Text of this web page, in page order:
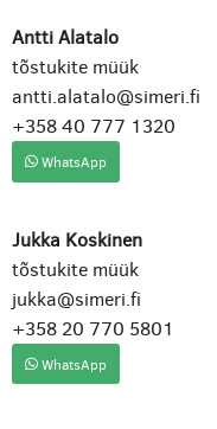
Antti Alatalo
tõstukite müük
antti.alatalo@simeri.fi
+358 40 777 1320
WhatsApp
Jukka Koskinen
tõstukite müük
jukka@simeri.fi
+358 20 770 5801
WhatsApp